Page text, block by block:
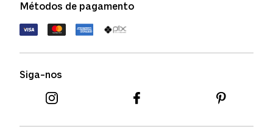
FAQs
Política de devolução
Termos de uso
Métodos de pagamento
Siga-nos